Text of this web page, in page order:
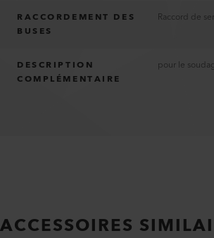
RACCORDEMENT DES
BUSES
Raccord de
DESCRIPTION
COMPLÉMENTAIRE
pour le
ACCESSOIRES